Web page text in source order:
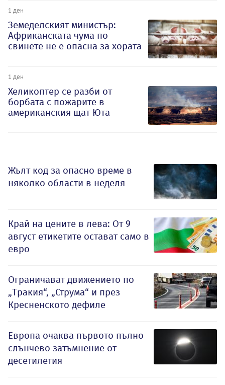
1 ден
Земеделският министър:
Африканската чума по
свинете не е опасна за хората
1 ден
Хеликоптер се разби от
борбата с пожарите в
американския щат Юта
Жълт код за опасно време в
няколко области в неделя
Край на цените в лева: От 9
август етикетите остават само в
евро
Ограничават движението по
„Тракия“, „Струма“ и през
Кресненското дефиле
Европа очаква първото пълно
слънчево затъмнение от
десетилетия